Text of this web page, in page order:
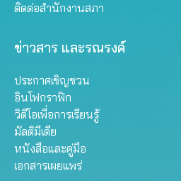
ติดต่อสำนักงานสภา
ข่าวสาร และรณรงค์
ประกาศเชิญชวน
อินโฟกราฟิก
วิดีโอเพื่อการเรียนรู้
มัลติมีเดีย
หนังสือและคู่มือ
เอกสารเผยแพร่